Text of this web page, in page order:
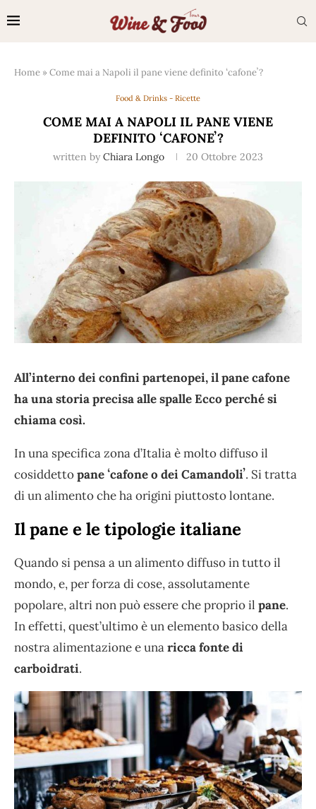
Home »Come mai a Napoli il pane viene definito ʻcafoneʼ?
Food & Drinks - Ricette
COME MAI A NAPOLI IL PANE VIENE
DEFINITO ʻCAFONEʼ?
written by Chiara Longo 20 Ottobre 2023
All’interno dei confini partenopei, il pane cafone
ha una storia precisa alle spalle Ecco perché si
chiama così.
In una specifica zona d’Italia è molto diffuso il
cosiddettopane ʻcafone o dei Camandoliʼ. Si tratta
di un alimento che ha origini piuttosto lontane.
Il pane e le tipologie italiane
Quando si pensa a un alimento diffuso in tutto il
mondo, e, per forza di cose, assolutamente
popolare, altri non può essere che proprio il pane.
In effetti, quest’ultimo è un elemento basico della
nostra alimentazione e unaricca fonte di
carboidrati.